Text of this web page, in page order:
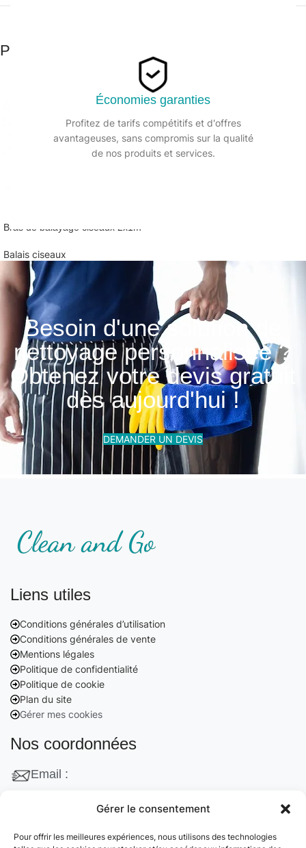
Économies garanties
Profitez de tarifs compétitifs et d'offres
avantageuses, sans compromis sur la qualité
de nos produits et services.
Gérer le consentement
Pour offrir les meilleures expériences, nous utilisons des technologies
Produits similaires
Bras de balayage ciseaux 2x1m
Balais ciseaux
Besoin d'une solution de
nettoyage personnalisée ?
Obtenez votre devis gratuit
dès aujourd'hui !
DEMANDER UN DEVIS
Liens utiles
Conditions générales d’utilisation
Conditions générales de vente
Mentions légales
Politique de confidentialité
Politique de cookie
Plan du site
Gérer mes cookies
Nos coordonnées
Email :
132 Rue Edouard Vaillant, 95870 Bezons, France